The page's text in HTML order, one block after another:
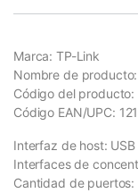
Marca: TP-Link
Nombre de
Código del producto:
Código EAN/UPC:
Interfaz de host:
Interfaces de
Cantidad de puertos: